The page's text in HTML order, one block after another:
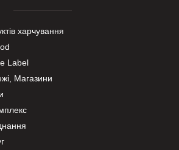
харчування
Label
Магазини